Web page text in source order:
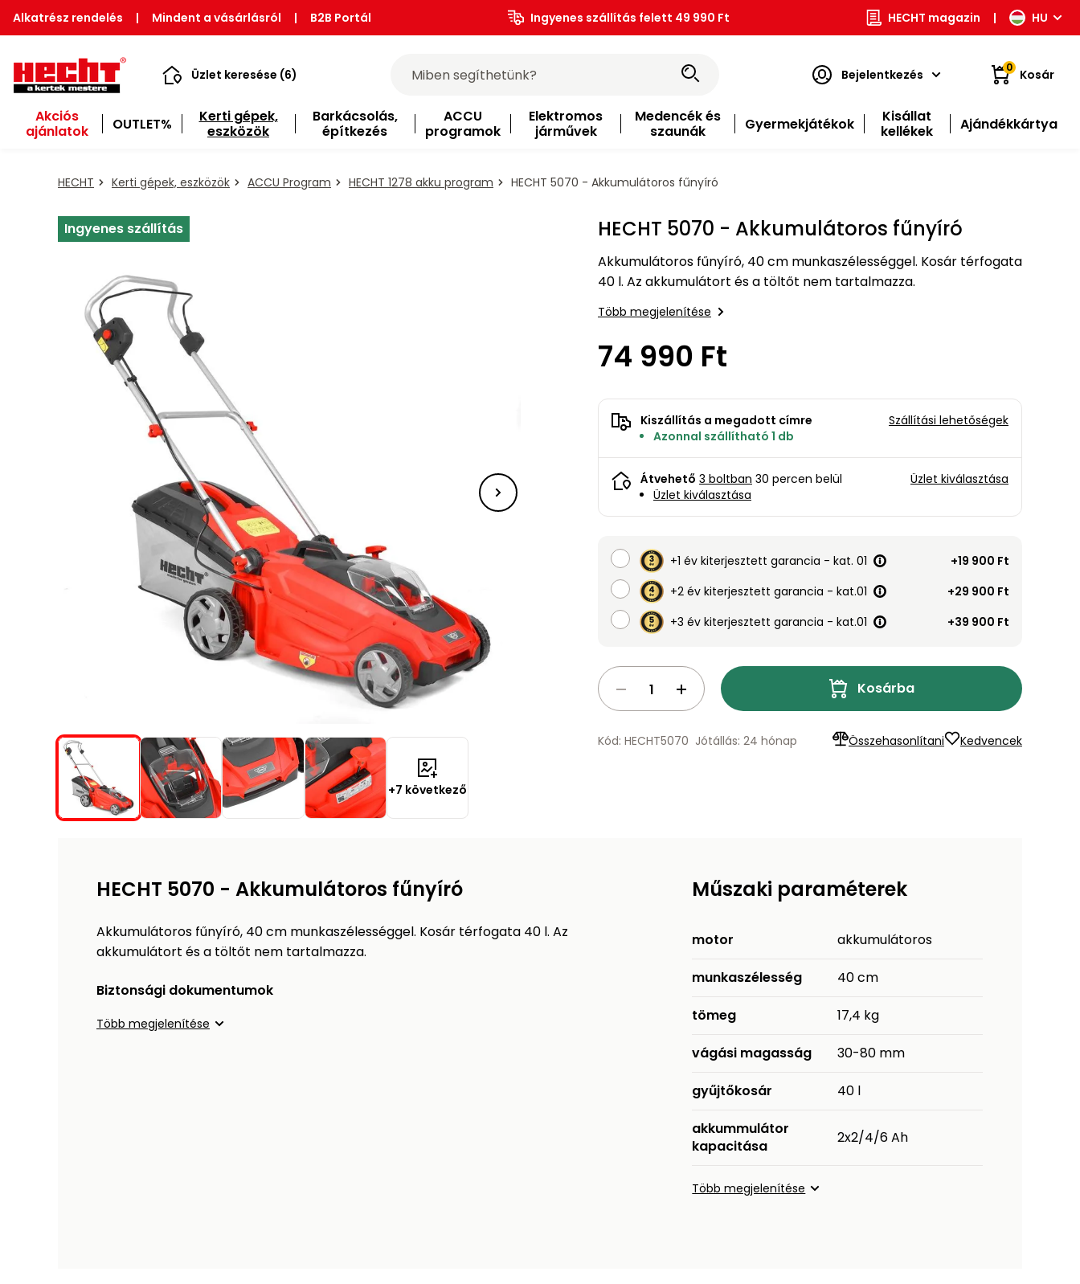
Alkatrész rendelés | Mindent a vásárlásról | B2B Portál Ingyenes szállítás felett 49 990 Ft HECHT magazin | HU
Üzlet keresése (6) Bejelentkezés 0 Kosár
Akciós
ajánlatok
OUTLET%
Kerti gépek,
eszközök
Barkácsolás,
építkezés
ACCU
programok
Elektromos
járművek
Medencék és
szaunák
Gyermekjátékok
Kisállat
kellékek
Ajándékkártya
HECHT Kerti gépek, eszközök ACCU Program HECHT 1278 akku program HECHT 5070 - Akkumulátoros fűnyíró
Ingyenes szállítás
+7 következő
HECHT 5070 - Akkumulátoros fűnyíró
Akkumulátoros fűnyíró, 40 cm munkaszélességgel. Kosár térfogata
40 l. Az akkumulátort és a töltőt nem tartalmazza.
Több megjelenítése
74 990 Ft
Kiszállítás a megadott címre
Azonnal szállítható 1 db
Szállítási lehetőségek
Átvehető 3 boltban 30 percen belül
Üzlet kiválasztása
Üzlet kiválasztása
+1 év kiterjesztett garancia - kat. 01
+19 900 Ft
+2 év kiterjesztett garancia - kat.01
+29 900 Ft
+3 év kiterjesztett garancia - kat.01
+39 900 Ft
Kosárba
Összehasonlítani Kedvencek
Kód: HECHT5070 Jótállás: 24 hónap
HECHT 5070 - Akkumulátoros fűnyíró
Akkumulátoros fűnyíró, 40 cm munkaszélességgel. Kosár térfogata 40 l. Az
akkumulátort és a töltőt nem tartalmazza.
Biztonsági dokumentumok
Több megjelenítése
Műszaki paraméterek
motor akkumulátoros
munkaszélesség 40 cm
tömeg 17,4 kg
vágási magasság 30-80 mm
gyűjtőkosár 40 l
akkummulátor
kapacitása
2x2/4/6 Ah
Több megjelenítése